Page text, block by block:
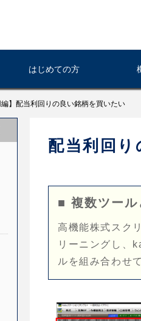
はじめての方
編】配当利回りの良い銘柄を買いたい
配当利回
■ 複数ツー
高機能株式スク
リーニングし、
ルを組み合わせ